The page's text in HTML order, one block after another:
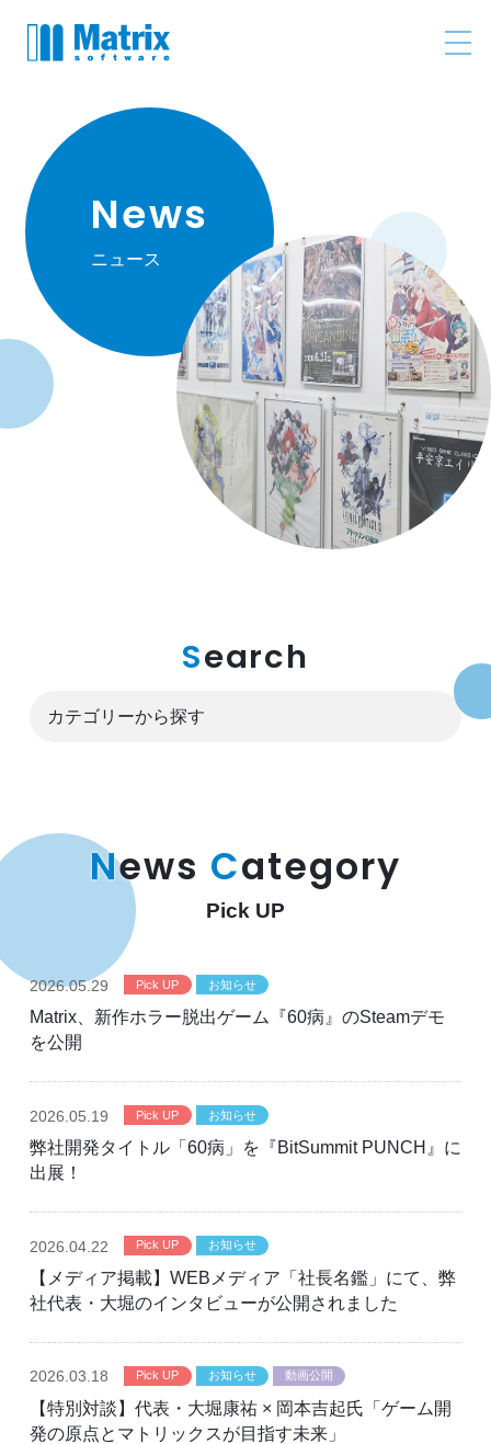
News
ニュース
Search
News Category
Pick UP
2026.05.29 Pick UP お知らせ
Matrix、新作ホラー脱出ゲーム『60病』のSteamデモ
を公開
2026 .05.19 Pick UP お知らせ
弊社開発タイトル「60病」を『BitSummit PUNCH』に
出展！
2026 .04.22 Pick UP お知らせ
【メディア掲載】WEBメディア「社長名鑑」にて、弊
社代表・大堀のインタビューが公開されました
2026.03.18 Pick UP お知らせ 動画公開
【特別対談】代表・大堀康祐 × 岡本吉起氏「ゲーム開
発の原点とマトリックスが目指す未来」